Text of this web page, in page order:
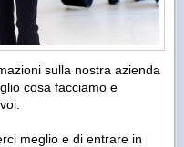
sulla nostra azienda
cosa facciamo e
meglio e di entrare in